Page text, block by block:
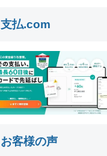
支払.com
お客様の声